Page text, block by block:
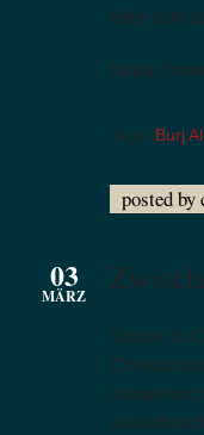
Hier nun
https://
Tags: Burj
posted by
03
MÄRZ
Sitzen in